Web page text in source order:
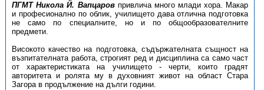
ПГМТ Никола Й. Вапцаровпривлича много млади хора. Макар
и професионално по облик, училището дава отлична подготовка
не само по специалните, но и по общообразователните
предмети.
Високото качество на подготовка, съдържа­телната същност на
възпитателната работа, строгият ред и дисциплина са само част
от характери­стиката на училището - черти, които градят
авторитета и ролята му в духовният живот на област Стара
Загора в продължение на дълги години.